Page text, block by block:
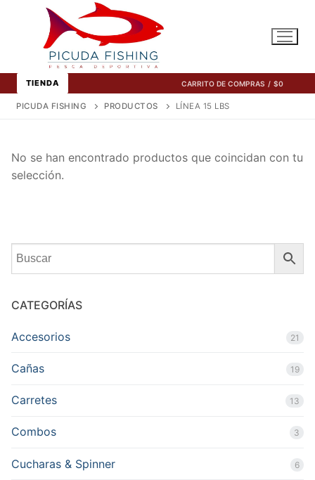
contenido
TIENDA CARRITO DE COMPRAS / $0
PICUDA FISHING PRODUCTOS LÍNEA 15 LBS
No se han encontrado productos que coincidan con tu
selección.
CATEGORÍAS
Accesorios 21
Cañas 19
Carretes 13
Combos 3
Cucharas & Spinner 6